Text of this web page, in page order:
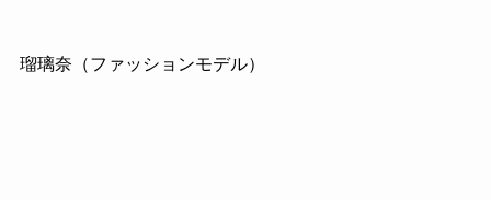
瑠璃奈（ファッションモデル）